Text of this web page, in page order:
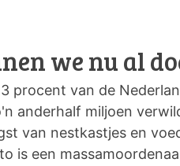
we nu al
procent van de
anderhalf miljoen
van nestkastjes en
is een